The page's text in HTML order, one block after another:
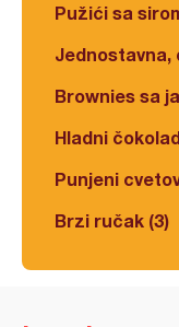
Pužići sa
Jednostavna,
Brownies sa
Hladni
Punjeni
Brzi ručak (3)